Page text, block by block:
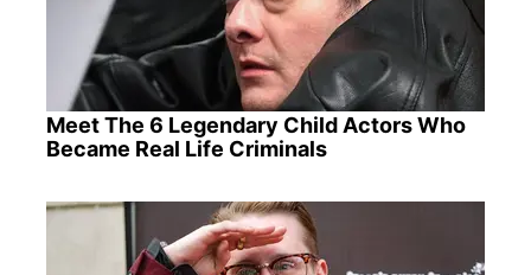
Meet The 6 Legendary Child Actors Who
Became Real Life Criminals